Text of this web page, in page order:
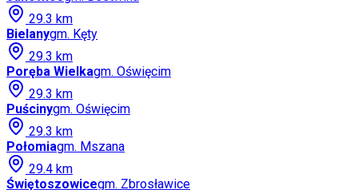
29.3 km
Bielanygm. Kęty
29.3 km
Poręba Wielkagm. Oświęcim
29.3 km
Puścinygm. Oświęcim
29.3 km
Połomiagm. Mszana
29.4 km
Świętoszowicegm. Zbrosławice